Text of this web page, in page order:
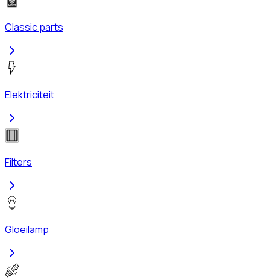
Classic parts
Elektriciteit
Filters
Gloeilamp